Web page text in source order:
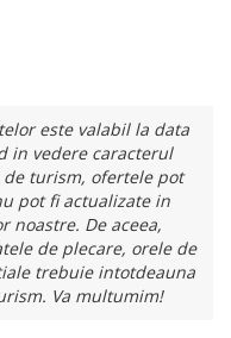
este valabil la data
in vedere caracterul
turism, ofertele pot
pot fi actualizate in
De aceea,
de plecare, orele de
trebuie intotdeauna
Va multumim!